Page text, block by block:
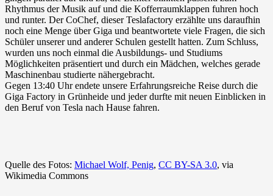
Rhythmus der Musik auf und die Kofferraumklappen fuhren hoch
und runter. Der CoChef, dieser Teslafactory erzählte uns daraufhin
noch eine Menge über Giga und beantwortete viele Fragen, die sich
Schüler unserer und anderer Schulen gestellt hatten. Zum Schluss,
wurden uns noch einmal die Ausbildungs- und Studiums
Möglichkeiten präsentiert und durch ein Mädchen, welches gerade
Maschinenbau studierte nähergebracht.
Gegen 13:40 Uhr endete unsere Erfahrungsreiche Reise durch die
Giga Factory in Grünheide und jeder durfte mit neuen Einblicken in
den Beruf von Tesla nach Hause fahren.
Quelle des Fotos: Michael Wolf, Penig, CC BY-SA 3.0, via
Wikimedia Commons